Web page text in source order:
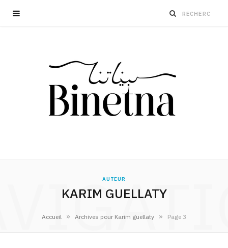
AUTEUR
KARIM GUELLATY
Accueil » Archives pour Karim guellaty » Page 3